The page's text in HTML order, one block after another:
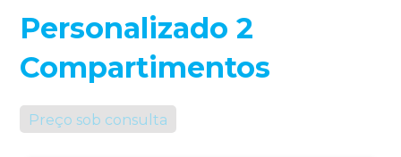
Personalizado 2
Compartimentos
Preço sob consulta